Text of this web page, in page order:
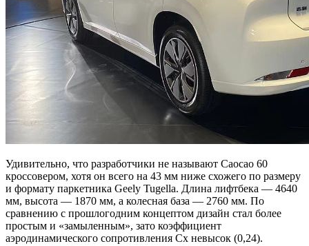
Удивительно, что разработчики не называют Caocao 60
кроссовером, хотя он всего на 43 мм ниже схожего по размеру
и формату паркетника Geely Tugella. Длина лифтбека — 4640
мм, высота — 1870 мм, а колесная база — 2760 мм. По
сравнению с прошлогодним концептом дизайн стал более
простым и «замыленным», зато коэффициент
аэродинамического сопротивления Cx невысок (0,24).